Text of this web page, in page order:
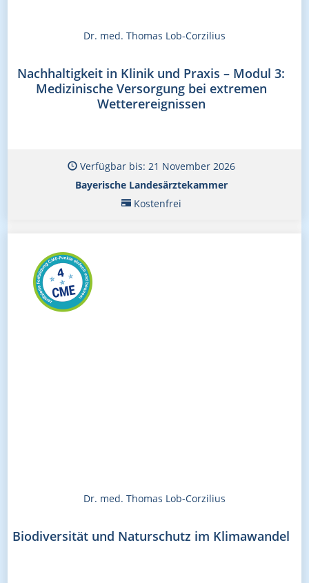
Dr. med. Thomas Lob-Corzilius
Nachhaltigkeit in Klinik und Praxis – Modul 3:
Medizinische Versorgung bei extremen
Wetterereignissen
Verfügbar bis: 21 November 2026
Bayerische Landesärztekammer
Kostenfrei
Dr. med. Thomas Lob-Corzilius
Biodiversität und Naturschutz im Klimawandel